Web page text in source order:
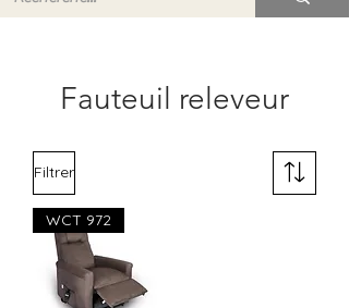
Fauteuil releveur
Filtrer
WCT 972